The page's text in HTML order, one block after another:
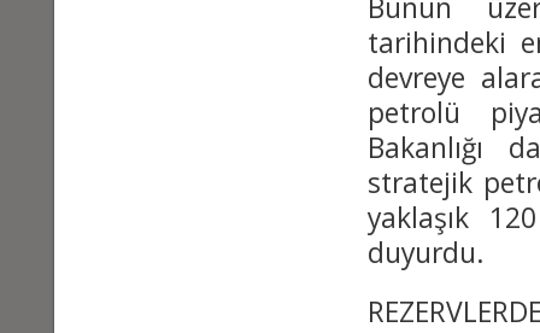
tarihindeki
devreye
petrolü
Bakanlığı
stratejik
yaklaşık
duyurdu.